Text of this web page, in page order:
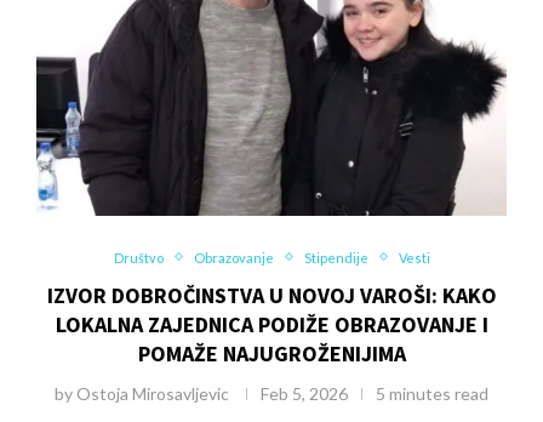
Društvo Obrazovanje Stipendije Vesti
IZVOR DOBROČINSTVA U NOVOJ VAROŠI: KAKO
LOKALNA ZAJEDNICA PODIŽE OBRAZOVANJE I
POMAŽE NAJUGROŽENIJIMA
by Ostoja Mirosavljevic Feb 5, 2026 5 minutes read